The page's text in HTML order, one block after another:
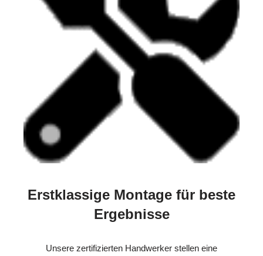
Erstklassige Montage für beste
Ergebnisse
Unsere zertifizierten Handwerker stellen eine